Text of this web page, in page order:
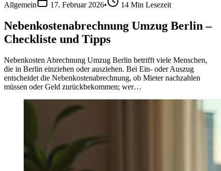
Allgemein
17. Februar 2026• 14 Min Lesezeit
Nebenkostenabrechnung Umzug Berlin –
Checkliste und Tipps
Nebenkosten Abrechnung Umzug Berlin betrifft viele Menschen,
die in Berlin einziehen oder ausziehen. Bei Ein- oder Auszug
entscheidet die Nebenkostenabrechnung, ob Mieter nachzahlen
müssen oder Geld zurückbekommen; wer…